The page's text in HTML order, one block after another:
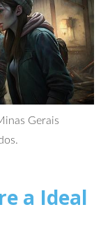
Gerais
a Ideal